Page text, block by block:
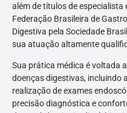
além de títulos de
Federação Brasileira de
Digestiva pela Sociedade
sua atuação altamente
Sua prática médica é voltada
doenças digestivas, incluindo
realização de exames
precisão diagnóstica e